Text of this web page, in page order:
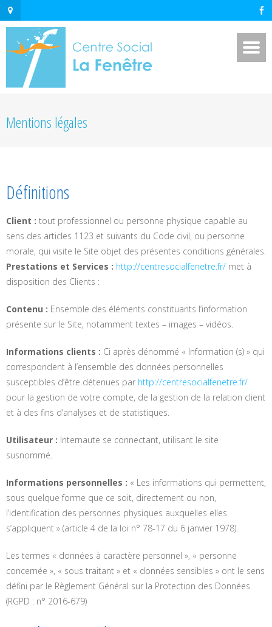
Mentions légales
Définitions
Client : tout professionnel ou personne physique capable au
sens des articles 1123 et suivants du Code civil, ou personne
morale, qui visite le Site objet des présentes conditions générales.
Prestations et Services : http://centresocialfenetre.fr/ met à
disposition des Clients :
Contenu : Ensemble des éléments constituants l’information
présente sur le Site, notamment textes – images – vidéos.
Informations clients : Ci après dénommé « Information (s) » qui
correspondent à l’ensemble des données personnelles
susceptibles d’être détenues par http://centresocialfenetre.fr/
pour la gestion de votre compte, de la gestion de la relation client
et à des fins d’analyses et de statistiques.
Utilisateur : Internaute se connectant, utilisant le site
susnommé.
Informations personnelles : « Les informations qui permettent,
sous quelque forme que ce soit, directement ou non,
l’identification des personnes physiques auxquelles elles
s’appliquent » (article 4 de la loi n° 78-17 du 6 janvier 1978).
Les termes « données à caractère personnel », « personne
concernée », « sous traitant » et « données sensibles » ont le sens
défini par le Règlement Général sur la Protection des Données
(RGPD : n° 2016-679)